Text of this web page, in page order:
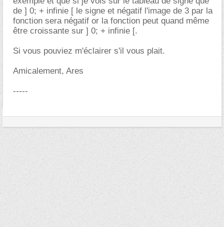
de ] 0; + infinie [ le signe et négatif l'image de 3 par la
fonction sera négatif or la fonction peut quand même
être croissante sur ] 0; + infinie [.
Si vous pouviez m'éclairer s'il vous plait.
Amicalement, Ares
-----